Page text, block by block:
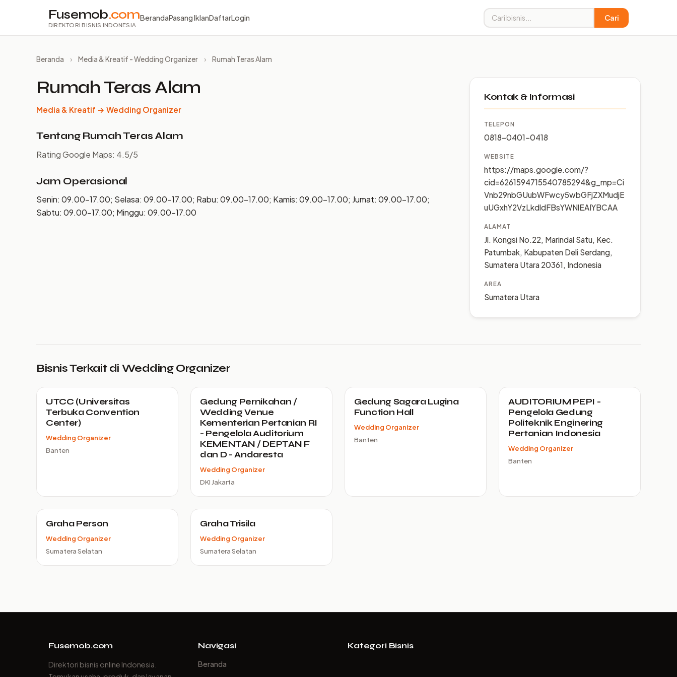
Fusemob.com
DIREKTORI BISNIS INDONESIA
BerandaPasang IklanDaftarLogin Cari
Beranda › Media & Kreatif - Wedding Organizer › Rumah Teras Alam
Rumah Teras Alam
Media & Kreatif → Wedding Organizer
Tentang Rumah Teras Alam
Rating Google Maps: 4.5/5
Jam Operasional
Senin: 09.00–17.00; Selasa: 09.00–17.00; Rabu: 09.00–17.00; Kamis: 09.00–17.00; Jumat: 09.00–17.00;
Sabtu: 09.00–17.00; Minggu: 09.00–17.00
Kontak & Informasi
TELEPON
0818-0401-0418
WEBSITE
https://maps.google.com/?
cid=6261594715540785294&g_mp=Ci
Vnb29nbGUubWFwcy5wbGFjZXMudjE
uUGxhY2VzLkdldFBsYWNlEAIYBCAA
ALAMAT
Jl. Kongsi No.22, Marindal Satu, Kec.
Patumbak, Kabupaten Deli Serdang,
Sumatera Utara 20361, Indonesia
AREA
Sumatera Utara
Bisnis Terkait di Wedding Organizer
UTCC (Universitas
Terbuka Convention
Center)
Wedding Organizer
Banten
Gedung Pernikahan /
Wedding Venue
Kementerian Pertanian RI
- Pengelola Auditorium
KEMENTAN / DEPTAN F
dan D - Andaresta
Wedding Organizer
DKI Jakarta
Gedung Sagara Lugina
Function Hall
Wedding Organizer
Banten
AUDITORIUM PEPI -
Pengelola Gedung
Politeknik Enginering
Pertanian Indonesia
Wedding Organizer
Banten
Graha Person
Wedding Organizer
Sumatera Selatan
Graha Trisila
Wedding Organizer
Sumatera Selatan
Fusemob.com
Direktori bisnis online Indonesia.
Navigasi
Beranda
Kategori Bisnis